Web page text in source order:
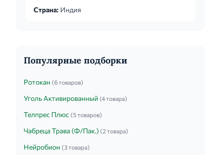
Страна: Индия
Популярные подборки
Ротокан (6 товаров)
Уголь Активированный (4 товара)
Телпрес Плюс (5 товаров)
Чабреца Трава (Ф/Пак.) (2 товара)
Нейробион (3 товара)